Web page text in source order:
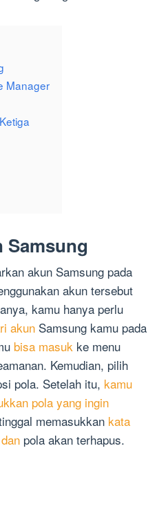
Manager
Samsung
akun Samsung pada
akun tersebut
kamu hanya perlu
akun Samsung kamu pada
bisa masuk ke menu
Kemudian, pilih
pola. Setelah itu, kamu
pola yang ingin
memasukkan kata
pola akan terhapus.